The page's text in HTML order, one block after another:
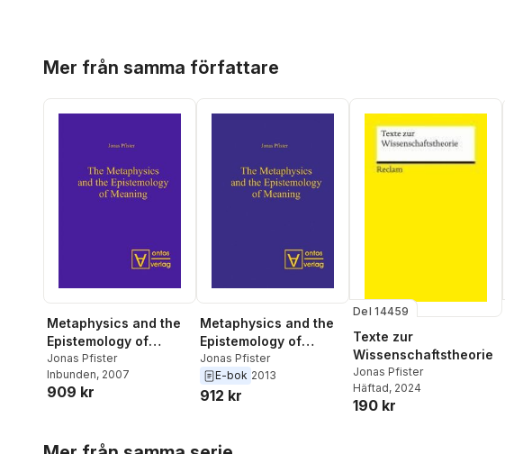
Mer från samma författare
Metaphysics and the
Epistemology of
Meaning
Jonas Pfister
Inbunden, 2007
909 kr
Metaphysics and the
Epistemology of
Meaning
Jonas Pfister
E-bok 2013
912 kr
Del 14459
Texte zur
Wissenschaftstheorie
Jonas Pfister
Häftad, 2024
190 kr